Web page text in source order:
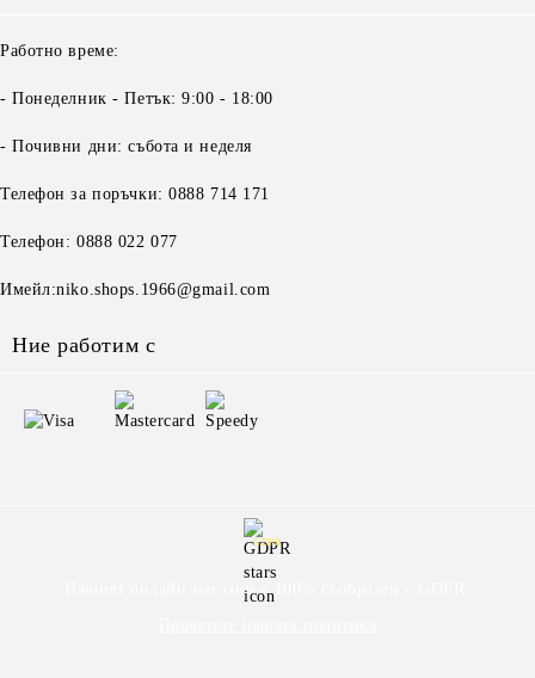
Работно време:
- Понеделник - Петък: 9:00 - 18:00
- Почивни дни: събота и неделя
Телефон за поръчки: 0888 714 171
Телефон: 0888 022 077
Имейл:niko.shops.1966@gmail.com
Ние работим с
GDPR
Нашият онлайн магазин е 100% съобразен с GDPR.